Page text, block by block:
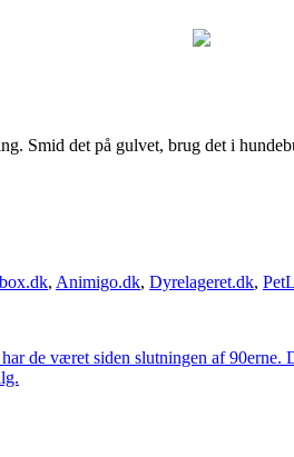
Smid det på gulvet, brug det i
, Animigo.dk, Dyrelageret.dk,
de været siden slutningen af